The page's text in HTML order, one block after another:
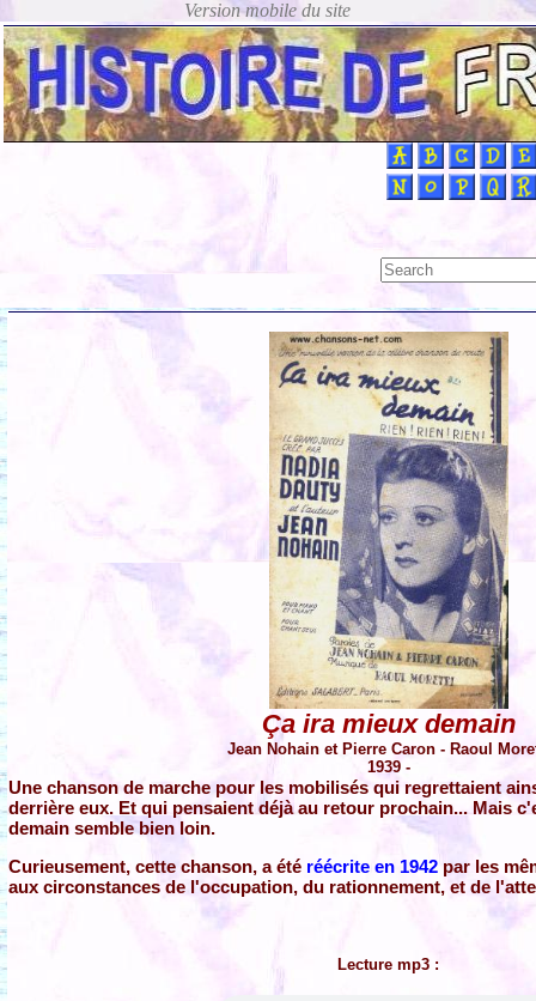
Ça ira mieux demain
Jean Nohain et Pierre Caron - Raoul
1939 -
Une chanson de marche pour les mobilisés qui regrettaient
derrière eux. Et qui pensaient déjà au retour prochain... Mais
demain semble bien loin.
Curieusement, cette chanson, a été réécrite en 1942 par les
aux circonstances de l'occupation, du rationnement, et de
Lecture mp3 :